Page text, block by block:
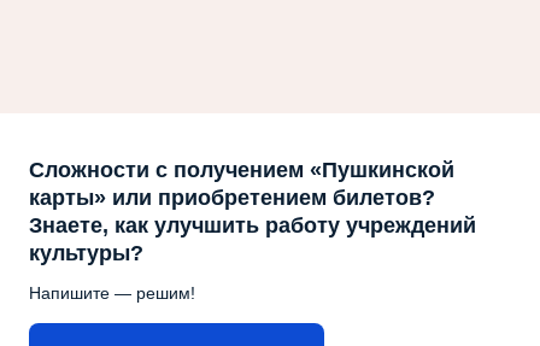
Сложности с получением «Пушкинской
карты» или приобретением билетов?
Знаете, как улучшить работу учреждений
культуры?
Напишите — решим!